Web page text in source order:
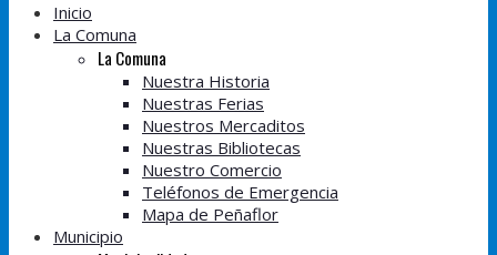
Inicio
La Comuna
La Comuna
Nuestra Historia
Nuestras Ferias
Nuestros Mercaditos
Nuestras Bibliotecas
Nuestro Comercio
Teléfonos de Emergencia
Mapa de Peñaflor
Municipio